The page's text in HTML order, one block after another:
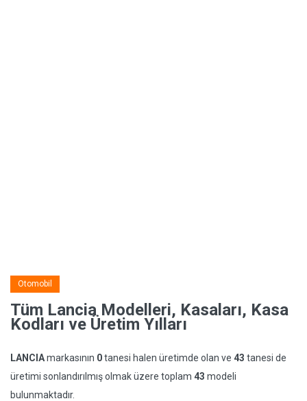
Otomobil
Tüm Lancia Modelleri, Kasaları, Kasa
Kodları ve Üretim Yılları
LANCIAmarkasının 0tanesi halen üretimde olan ve 43 tanesi de
üretimi sonlandırılmış olmak üzere toplam 43 modeli
bulunmaktadır.